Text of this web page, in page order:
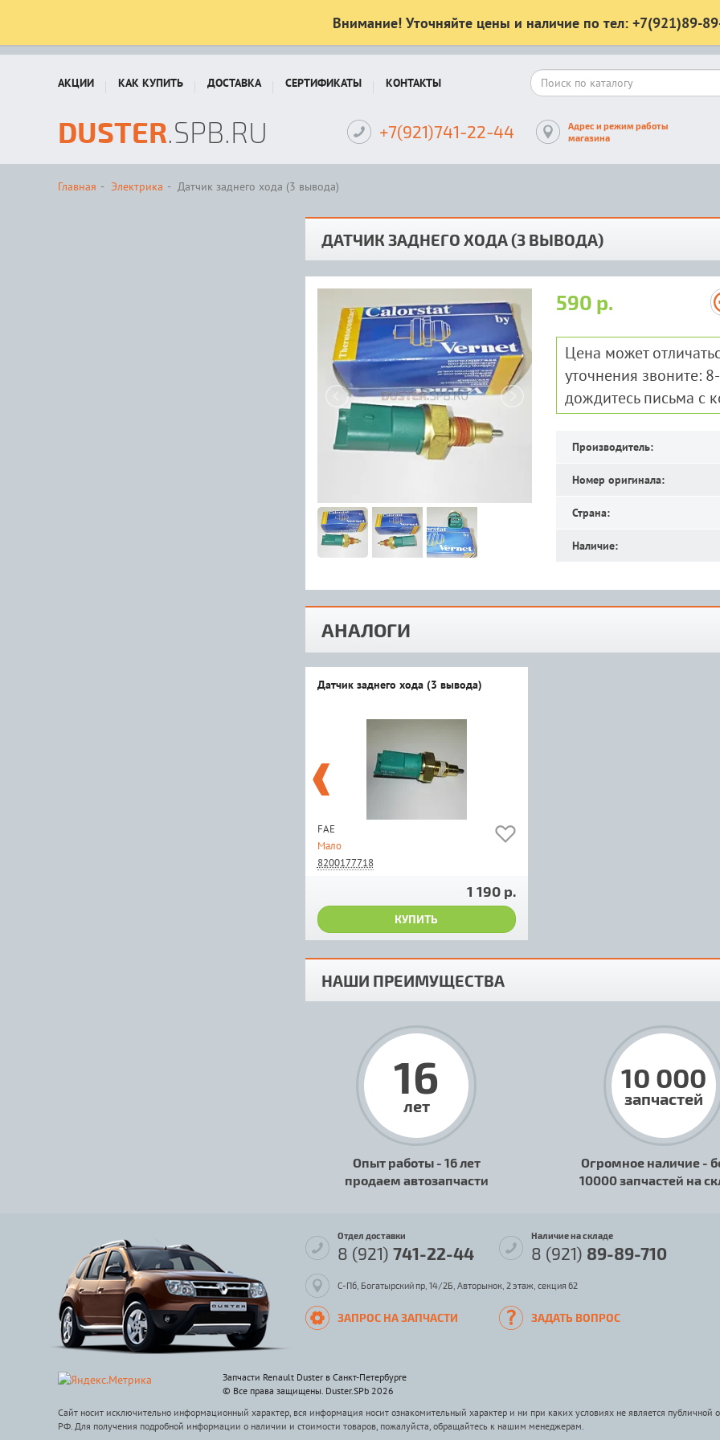
Внимание! Уточняйте цены и наличие по тел: +7(921)89-
АКЦИИ КАК КУПИТЬ ДОСТАВКА СЕРТИФИКАТЫ КОНТАКТЫ
DUSTER.SPB.RU +7(921)741-22-44
Адрес и режим работы
магазина
Главная Электрика Датчик заднего хода (3 вывода)
ДАТЧИК ЗАДНЕГО ХОДА (3 ВЫВОДА)
590 р.
Цена может
уточнения звоните:
дождитесь письма с
Производитель:
Номер оригинала:
Страна:
Наличие:
АНАЛОГИ
Датчик заднего хода (3 вывода)
FAE
Мало
8200177718
1 190 р.
КУПИТЬ
НАШИ ПРЕИМУЩЕСТВА
16
лет
Опыт работы - 16 лет
продаем автозапчасти
10 000
запчастей
Огромное наличие -
10000 запчастей на
Отдел доставки
8 (921) 741-22-44
Наличие на складе
8 (921) 89-89-710
С-Пб, Богатырский пр, 14/2Б, Авторынок, 2 этаж, секция 62
ЗАПРОС НА ЗАПЧАСТИ ЗАДАТЬ ВОПРОС
Запчасти Renault Duster в Санкт-Петербурге
© Все права защищены. Duster.SPb 2026
Сайт носит исключительно информационный характер, вся информация носит ознакомительный характер и ни при каких условиях не является публичной
РФ. Для получения подробной информации о наличии и стоимости товаров, пожалуйста, обращайтесь к нашим менеджерам.